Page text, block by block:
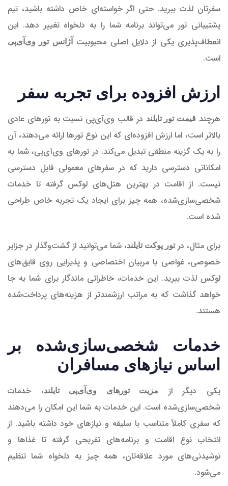
سفرتان لذت ببرید. حتی اگر خواسته‌ای خاص داشته باشید، تیم
پشتیبانی تور می‌تواند برنامه شما را به دلخواه تغییر دهد. این
انعطاف‌پذیری یکی از دلایل اصلی محبوبیت آژانس تور وی‌آی‌پی
است.
ارزش افزوده برای تجربه سفر
هرچند قیمت تور تایلند در قالب وی‌آی‌پی نسبت به تورهای عادی
بالاتر است، اما ارزش افزوده‌ای که این نوع تورها ارائه می‌دهند، آن
را به یک گزینه منطقی تبدیل می‌کند. در تورهای وی‌آی‌پی، شما به
امکاناتی دسترسی دارید که در سفرهای معمولی قابل دسترسی
نیست. از اقامت در بهترین هتل‌های لوکس گرفته تا خدمات
شخصی‌سازی‌شده، همه چیز برای ایجاد یک تجربه خاص طراحی
شده است.
برای مثال، درتور پوکت تایلند، شما می‌توانید از گشت‌وگذار در جزایر
خصوصی، غواصی با مربیان اختصاصی و پذیرایی روی قایق‌های
لوکس لذت ببرید. این خدمات، خاطراتی ماندگار برای شما به جا
خواهد گذاشت که به مراتب ارزشمندتر از هزینه‌های پرداخت‌شده
هستند.
خدمات شخصی‌سازی‌شده بر
اساس نیازهای مسافران
یکی دیگر از مزیت تورهای وی‌آی‌پی تایلند، خدمات
شخصی‌سازی‌شده است. این خدمات به شما این امکان را می‌دهند
که سفری کاملاً متناسب با سلیقه و نیازهای خود داشته باشید. از
انتخاب نوع اقامت و برنامه‌های تفریحی گرفته تا غذاها و
نوشیدنی‌های مورد علاقه‌تان، همه چیز به دلخواه شما تنظیم
می‌شود.